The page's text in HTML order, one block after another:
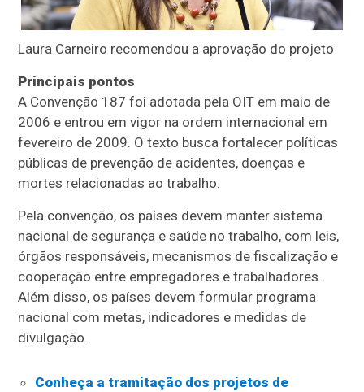
Laura Carneiro recomendou a aprovação do projeto
Principais pontos
A Convenção 187 foi adotada pela OIT em maio de
2006 e entrou em vigor na ordem internacional em
fevereiro de 2009. O texto busca fortalecer políticas
públicas de prevenção de acidentes, doenças e
mortes relacionadas ao trabalho.
Pela convenção, os países devem manter sistema
nacional de segurança e saúde no trabalho, com leis,
órgãos responsáveis, mecanismos de fiscalização e
cooperação entre empregadores e trabalhadores.
Além disso, os países devem formular programa
nacional com metas, indicadores e medidas de
divulgação.
Conheça a tramitação dos projetos de